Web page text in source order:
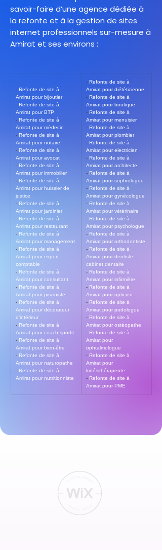
savoir-faire d’une agence dédiée à
la refonte et à la gestion de sites
internet professionnels sur-mesure à
Amirat et ses environs :
- Refonte de site à
Amirat pour bijoutier
- Refonte de site à
Amirat pour BTP
- Refonte de site à
Amirat pour médecin
- Refonte de site à
Amirat pour notaire
- Refonte de site à
Amirat pour avocat
- Refonte de site à
Amirat pour immobilier
- Refonte de site à
Amirat pour huissier de
justice
- Refonte de site à
Amirat pour jardinier
- Refonte de site à
Amirat pour restaurant
- Refonte de site à
Amirat pour management
- Refonte de site à
Amirat pour expert-
comptable
- Refonte de site à
Amirat pour consultant
- Refonte de site à
Amirat pour pisciniste
- Refonte de site à
Amirat pour décorateur
d’intérieur
- Refonte de site à
Amirat pour coach sportif
- Refonte de site à
Amirat pour bien-être
- Refonte de site à
Amirat pour naturopathe
- Refonte de site à
Amirat pour nutritionniste
- Refonte de site à
Amirat pour diététicienne
- Refonte de site à
Amirat pour boutique
- Refonte de site à
Amirat pour menuisier
- Refonte de site à
Amirat pour plombier
- Refonte de site à
Amirat pour electricien
- Refonte de site à
Amirat pour architecte
- Refonte de site à
Amirat pour sophrologue
- Refonte de site à
Amirat pour gynécologue
- Refonte de site à
Amirat pour vétérinaire
- Refonte de site à
Amirat pour psychologue
- Refonte de site à
Amirat pour orthodontiste
- Refonte de site à
Amirat pour dentiste
cabinet dentaire
- Refonte de site à
Amirat pour infirmière
- Refonte de site à
Amirat pour opticien
- Refonte de site à
Amirat pour podologue
- Refonte de site à
Amirat pour ostéopathe
- Refonte de site à
Amirat pour
ophtalmologue
- Refonte de site à
Amirat pour
kinésithérapeute
- Refonte de site à
Amirat pour PME